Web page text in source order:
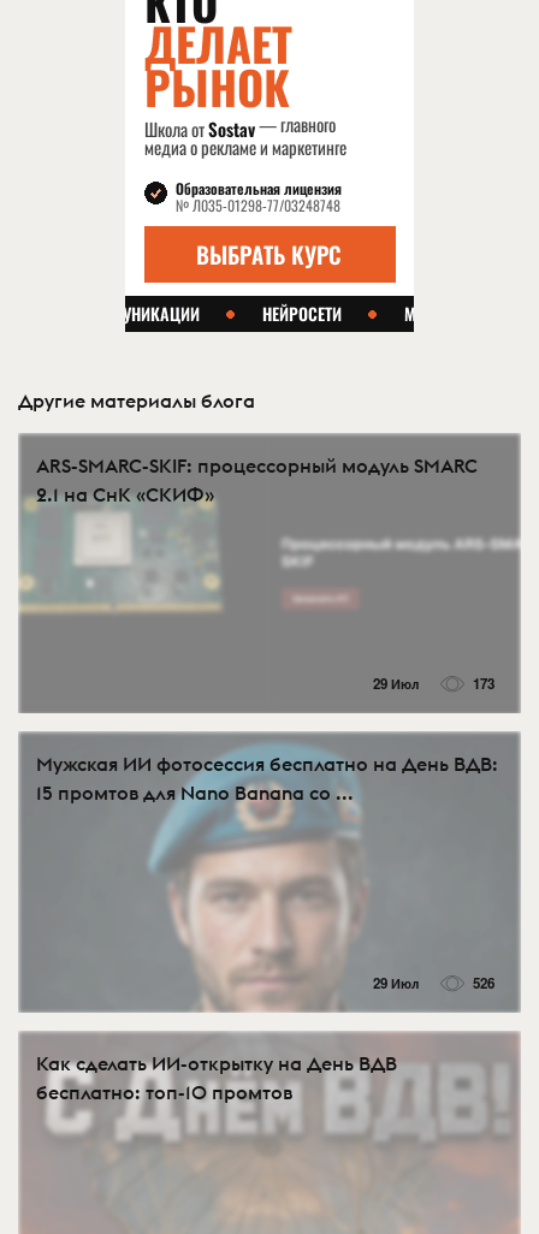
Другие материалы блога
ARS-SMARC-SKIF: процессорный модуль SMARC
2.1 на СнК «СКИФ»
29 Июл 173
Мужская ИИ фотосессия бесплатно на День ВДВ:
15 промтов для Nano Banana со ...
29 Июл 526
Как сделать ИИ-открытку на День ВДВ
бесплатно: топ-10 промтов